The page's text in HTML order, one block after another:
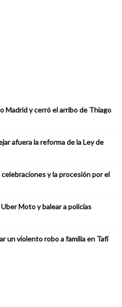
Madrid y cerró el arribo de Thiago
afuera la reforma de la Ley de
y la procesión por el
Moto y balear a policías
un violento robo a familia en Tafí